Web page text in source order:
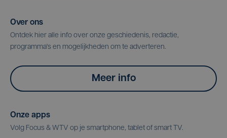
Over ons
Ontdek hier alle info over onze geschiedenis, redactie,
programma's en mogelijkheden om te adverteren.
Meer info
Onze apps
Volg Focus & WTV op je smartphone, tablet of smart TV.